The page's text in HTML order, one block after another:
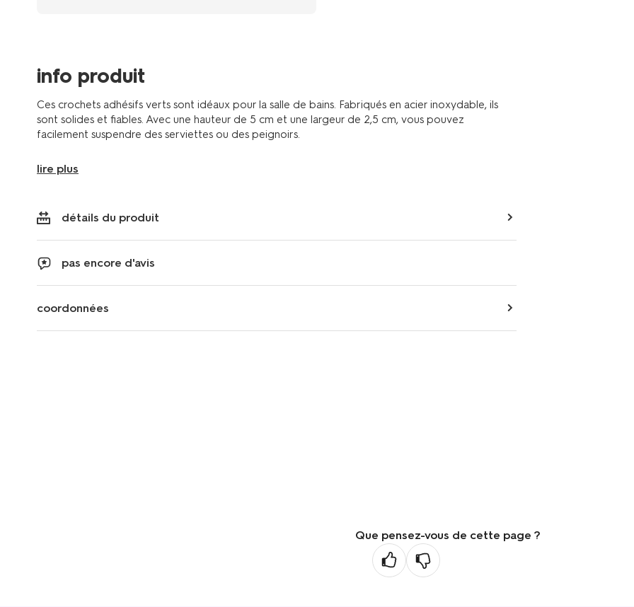
info produit
Ces crochets adhésifs verts sont idéaux pour la salle de bains. Fabriqués en acier inoxydable, ils
sont solides et fiables. Avec une hauteur de 5 cm et une largeur de 2,5 cm, vous pouvez
facilement suspendre des serviettes ou des peignoirs.
lire plus
détails du produit
pas encore d'avis
coordonnées
Que pensez-vous de cette page ?